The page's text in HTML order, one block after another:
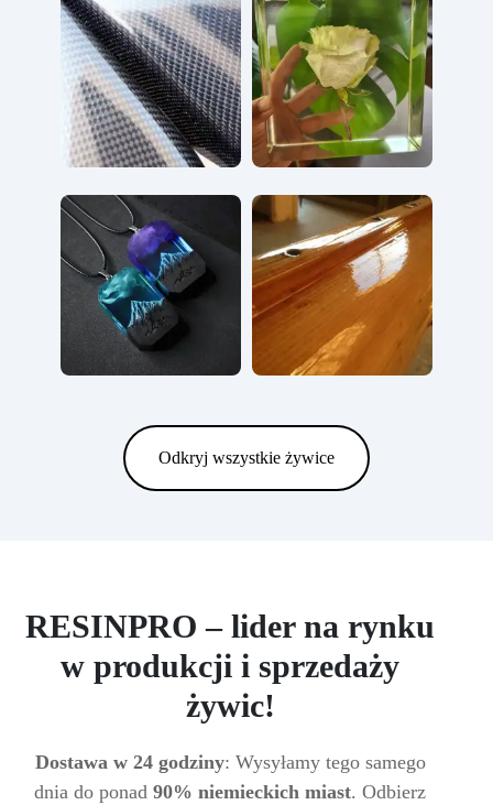
Odkryj wszystkie żywice
RESINPRO – lider na rynku
w produkcji i sprzedaży
żywic!
Dostawa w 24 godziny: Wysyłamy tego samego
dnia do ponad 90% niemieckich miast. Odbierz